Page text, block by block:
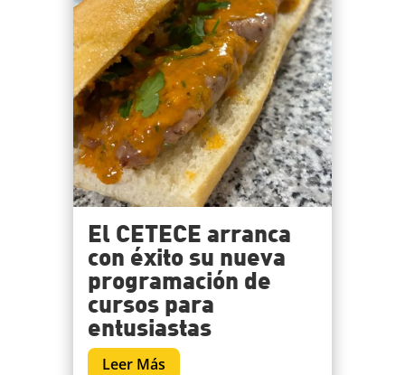
El CETECE arranca
con éxito su nueva
programación de
cursos para
entusiastas
Leer Más